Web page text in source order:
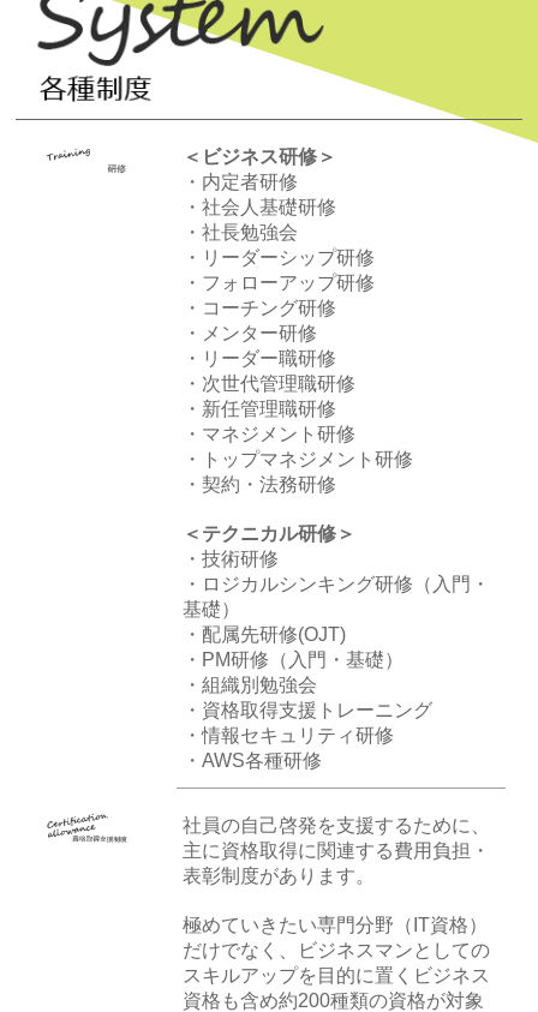
＜ビジネス研修＞
・内定者研修
・社会人基礎研修
・社長勉強会
・リーダーシップ研修
・フォローアップ研修
・コーチング研修
・メンター研修
・リーダー職研修
・次世代管理職研修
・新任管理職研修
・マネジメント研修
・トップマネジメント研修
・契約・法務研修
＜テクニカル研修＞
・技術研修
・ロジカルシンキング研修（入門・
基礎）
・配属先研修(OJT)
・PM研修（入門・基礎）
・組織別勉強会
・資格取得支援トレーニング
・情報セキュリティ研修
・AWS各種研修
社員の自己啓発を支援するために、
主に資格取得に関連する費用負担・
表彰制度があります。
極めていきたい専門分野（IT資格）
だけでなく、ビジネスマンとしての
スキルアップを目的に置くビジネス
資格も含め約200種類の資格が対象